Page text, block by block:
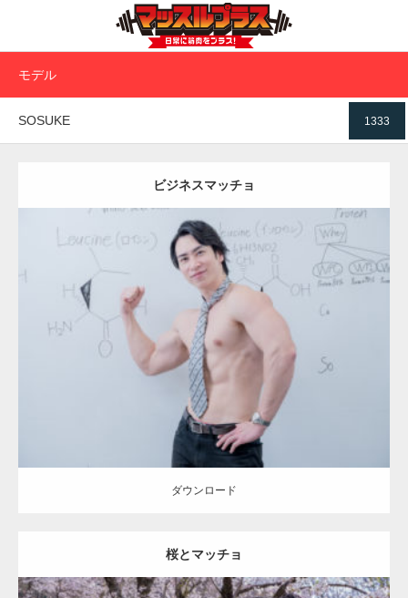
モデル
1333
SOSUKE
ビジネスマッチョ
2021.07.6
Category: オフィスのマッチョ2 inori SOSUKE 大胸筋
ダウンロード
ダウンロード
桜とマッチョ